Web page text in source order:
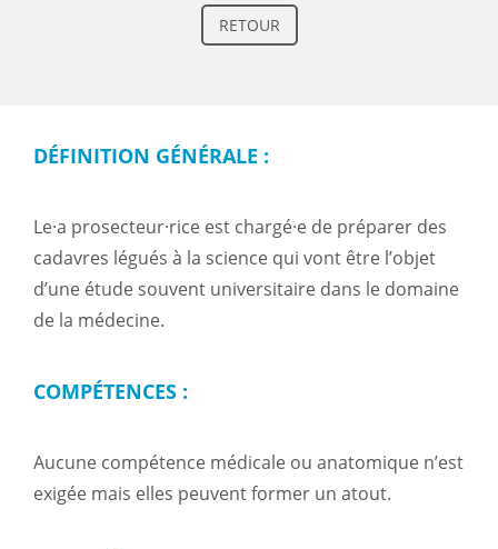
RETOUR
DÉFINITION GÉNÉRALE :
Le·a prosecteur·rice est chargé·e de préparer des
cadavres légués à la science qui vont être l’objet
d’une étude souvent universitaire dans le domaine
de la médecine.
COMPÉTENCES :
Aucune compétence médicale ou anatomique n’est
exigée mais elles peuvent former un atout.